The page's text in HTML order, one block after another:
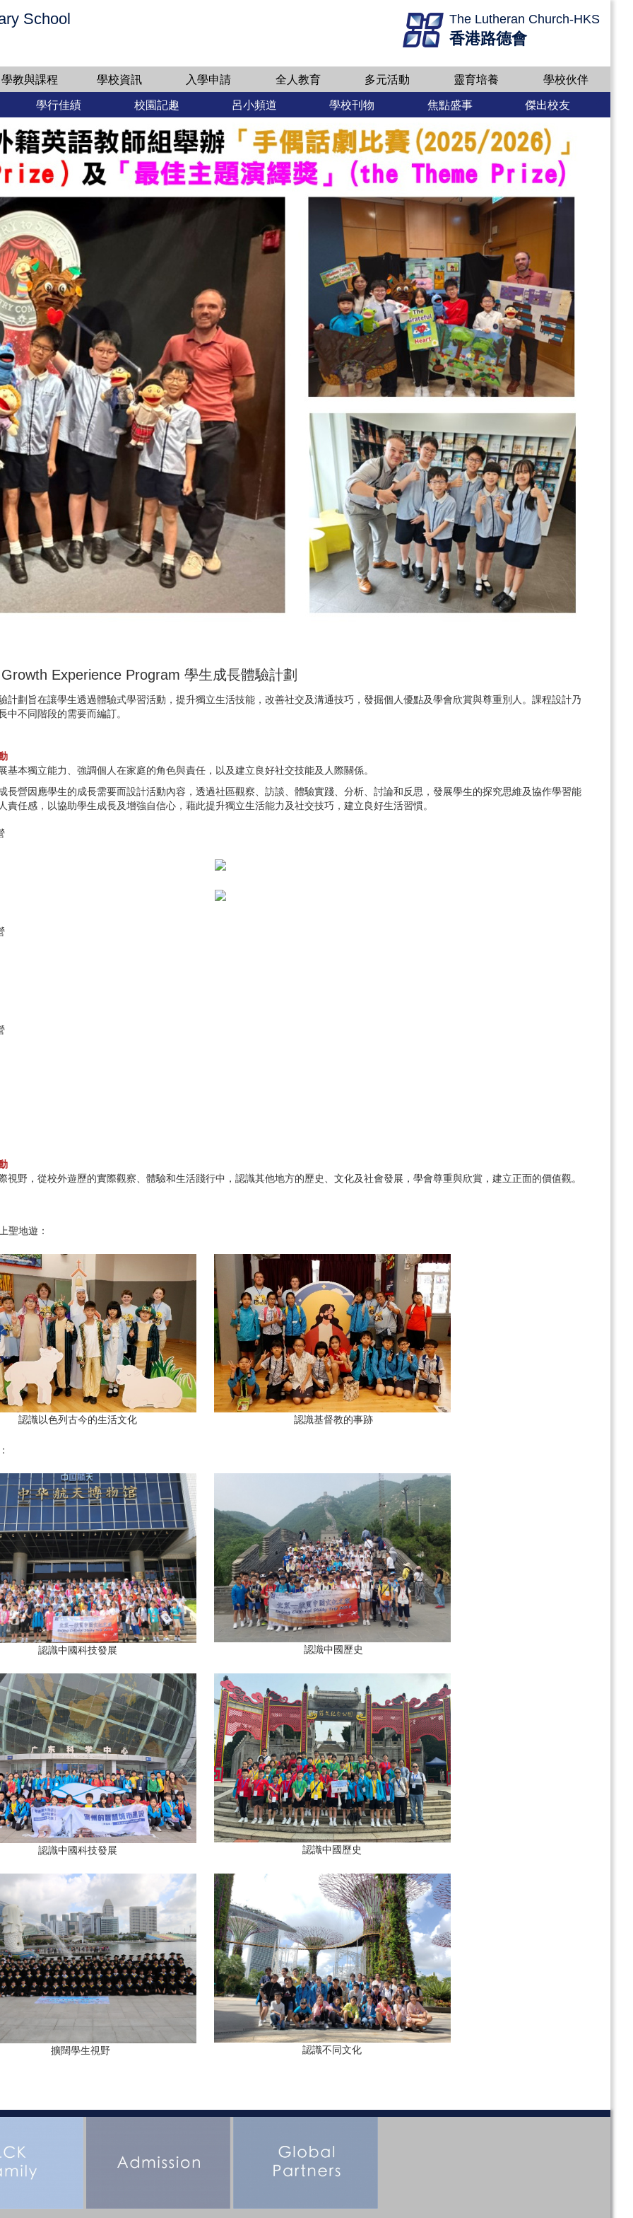
School The Lutheran Church-HKS
香港路德會
學教與課程 學校資訊 入學申請 全人教育 多元活動 靈育培養 學校伙伴
學行佳績 校園記趣 呂小頻道 學校刊物 焦點盛事 傑出校友
Experience Program 學生成長體驗計劃
計劃旨在讓學生透過體驗式學習活動，提升獨立生活技能，改善社交及溝通技巧，發掘個人優點及學會欣賞與尊重別人。課程設計乃
中不同階段的需要而編訂。
基本獨立能力、強調個人在家庭的角色與責任，以及建立良好社交技能及人際關係。
長營因應學生的成長需要而設計活動內容，透過社區觀察、訪談、體驗實踐、分析、討論和反思，發展學生的探究思維及協作學習能
責任感，以協助學生成長及增強自信心，藉此提升獨立生活能力及社交技巧，建立良好生活習慣。
視野，從校外遊歷的實際觀察、體驗和生活踐行中，認識其他地方的歷史、文化及社會發展，學會尊重與欣賞，建立正面的價值觀。
聖地遊：
認識以色列古今的生活文化 認識基督教的事跡
認識中國科技發展 認識中國歷史
認識中國科技發展 認識中國歷史
擴闊學生視野 認識不同文化